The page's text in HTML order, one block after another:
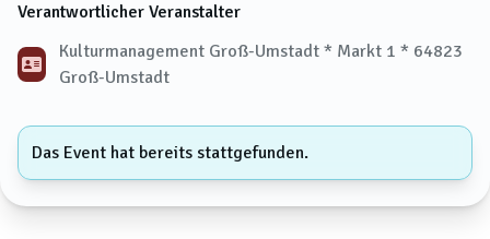
Verantwortlicher Veranstalter
Kulturmanagement Groß-Umstadt * Markt 1 * 64823
Groß-Umstadt
Das Event hat bereits stattgefunden.